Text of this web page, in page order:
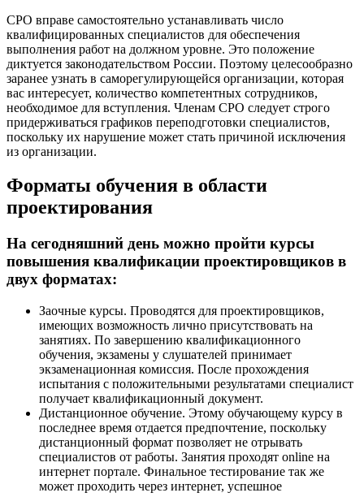
СРО вправе самостоятельно устанавливать число
квалифицированных специалистов для обеспечения
выполнения работ на должном уровне. Это положение
диктуется законодательством России. Поэтому целесообразно
заранее узнать в саморегулирующейся организации, которая
вас интересует, количество компетентных сотрудников,
необходимое для вступления. Членам СРО следует строго
придерживаться графиков переподготовки специалистов,
поскольку их нарушение может стать причиной исключения
из организации.
Форматы обучения в области
проектирования
На сегодняшний день можно пройти курсы
повышения квалификации проектировщиков в
двух форматах:
Заочные курсы. Проводятся для проектировщиков,
имеющих возможность лично присутствовать на
занятиях. По завершению квалификационного
обучения, экзамены у слушателей принимает
экзаменационная комиссия. После прохождения
испытания с положительными результатами специалист
получает квалификационный документ.
Дистанционное обучение. Этому обучающему курсу в
последнее время отдается предпочтение, поскольку
дистанционный формат позволяет не отрывать
специалистов от работы. Занятия проходят online на
интернет портале. Финальное тестирование так же
может проходить через интернет, успешное